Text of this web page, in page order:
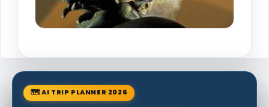
🗺 AI TRIP PLANNER 2026